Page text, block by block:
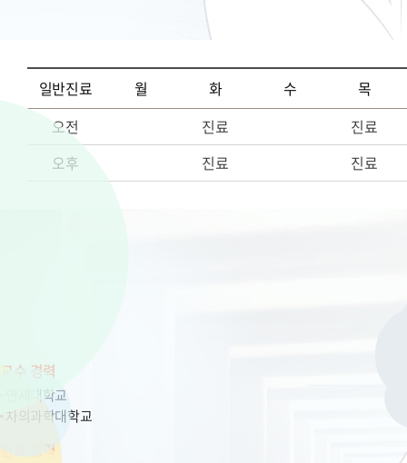
일반진료 월 화 수
목
오전
진료
진료
오후
진료 진료
교수 경력
연세대학교
차의과학대학교
진료 경력